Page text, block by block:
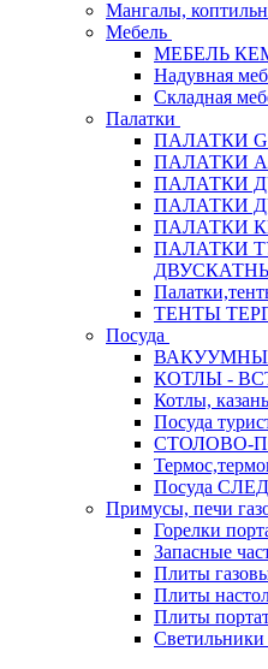
Мангалы,
Мебель
МЕБЕЛЬ
Надувная
Складная
Палатки
ПАЛАТКИ
ПАЛАТКИ
ПАЛАТКИ
ПАЛАТКИ
ПАЛАТКИ
ПАЛАТКИ
ТЕНТЫ
Посуда
КОТЛЫ -
Котлы,
Посуда
СТОЛОВО-
Посуда
Примусы, печи
Горелки
Запасные
Плиты
Плиты
Плиты
Светильники